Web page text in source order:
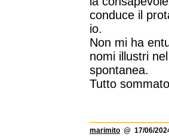
conduce il
io.
Non mi ha
nomi illustri
spontanea.
Tutto
marimito @ 17/06/